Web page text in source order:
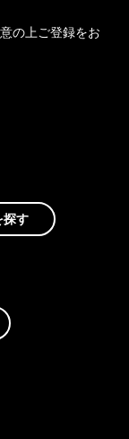
の上ご登録をお
探す